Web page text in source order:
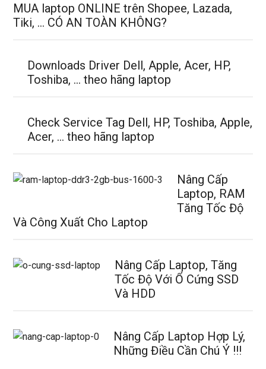
MUA laptop ONLINE trên Shopee, Lazada,
Tiki, … CÓ AN TOÀN KHÔNG?
Downloads Driver Dell, Apple, Acer, HP,
Toshiba, … theo hãng laptop
Check Service Tag Dell, HP, Toshiba, Apple,
Acer, … theo hãng laptop
Nâng Cấp
Laptop, RAM
Tăng Tốc Độ
Và Công Xuất Cho Laptop
Nâng Cấp Laptop, Tăng
Tốc Độ Với Ổ Cứng SSD
Và HDD
Nâng Cấp Laptop Hợp Lý,
Những Điều Cần Chú Ý !!!